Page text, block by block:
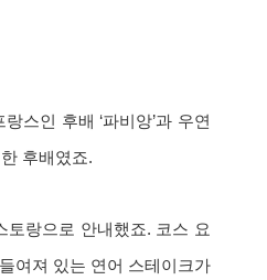
스인 후배 ‘파비앙’과 우연
후배였죠.
토랑으로 안내했죠. 코스 요
여져 있는 연어 스테이크가